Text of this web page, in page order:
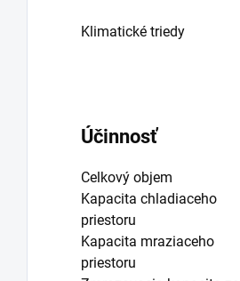
Klimatické triedy
Účinnosť
Celkový objem
Kapacita chladiaceho
priestoru
Kapacita mraziaceho
priestoru